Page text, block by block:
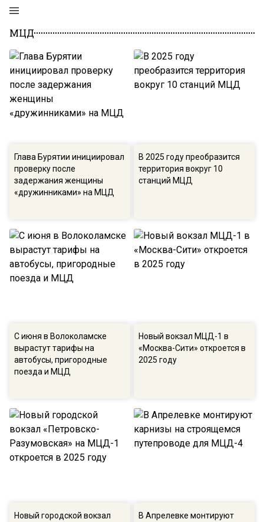
МЦД
Глава Бурятии инициировал
проверку после
задержания женщины
«дружинниками» на МЦД
В 2025 году преобразится
территория вокруг 10
станций МЦД
С июня в Волоколамске
вырастут тарифы на
автобусы, пригородные
поезда и МЦД
Новый вокзал МЦД-1 в
«Москва-Сити» откроется в
2025 году
Новый городской вокзал
В Апрелевке монтируют